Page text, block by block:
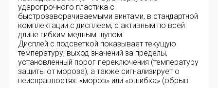
ударопрочного пластика с
быстрозаворачиваемыми винтами, в стандартной
комплектации с дисплеем, с активным по всей
длине гибким медным щупом.
Дисплей с подсветкой показывает текущую
температуру, выход значений за пределы,
установленный порог переключения (температуру
защиты от мороза), а также сигнализирует о
неисправностях: «мороз» или «ошибка» (обрыв